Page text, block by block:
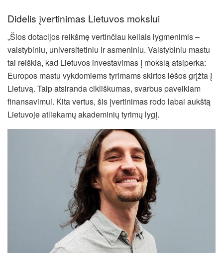
Didelis įvertinimas Lietuvos mokslui
„Šios dotacijos reikšmę vertinčiau keliais lygmenimis –
valstybiniu, universitetiniu ir asmeniniu. Valstybiniu mastu
tai reiškia, kad Lietuvos investavimas į mokslą atsiperka:
Europos mastu vykdomiems tyrimams skirtos lėšos grįžta į
Lietuvą. Taip atsiranda cikliškumas, svarbus paveikiam
finansavimui. Kita vertus, šis įvertinimas rodo labai aukštą
Lietuvoje atliekamų akademinių tyrimų lygį.